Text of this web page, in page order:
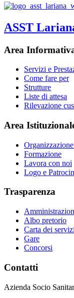
ASST
Area
Servizi e
Come fare per
Strutture
Liste di attesa
Rilevazione
Area
Formazione
Lavora con noi
Logo e
Trasparenza
Albo pretorio
Carta dei servizi
Gare
Concorsi
Contatti
Azienda Socio